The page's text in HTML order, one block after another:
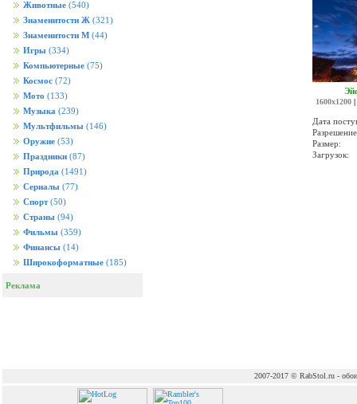
Животные (540)
Знаменитости Ж (321)
Знаменитости М (44)
Игры (334)
Компьютерные (75)
Космос (72)
Мото (133)
Музыка (239)
Мультфильмы (146)
Оружие (53)
Праздники (87)
Природа (1491)
Сериалы (77)
Спорт (50)
Страны (94)
Фильмы (359)
Финансы (14)
Широкоформатные (185)
Реклама
1600x1200|
Дата
Размер:
Загрузок:
2007-2017 © RabStol.ru - обои